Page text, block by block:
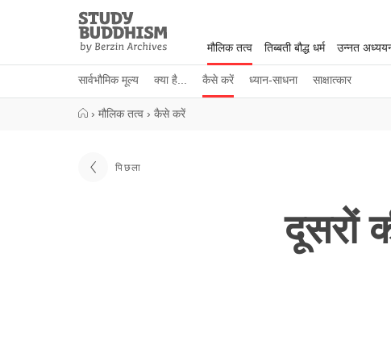
Study
Buddhism
Home
मौलिक तत्व
सार्वभौमिक मूल्य क्या है... कैसे करें ध्यान-साधना साक्षात्कार
तिब्बती बौद्ध धर्म उन्नत
› मौलिक तत्व › कैसे करें
पिछला
दूसरों